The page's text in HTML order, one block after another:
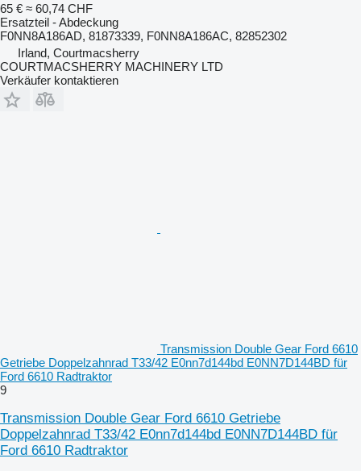
65 € ≈ 60,74 CHF
Ersatzteil - Abdeckung
F0NN8A186AD, 81873339, F0NN8A186AC, 82852302
Irland, Courtmacsherry
COURTMACSHERRY MACHINERY LTD
Verkäufer kontaktieren
Transmission Double Gear Ford 6610
Getriebe Doppelzahnrad T33/42 E0nn7d144bd E0NN7D144BD für
Ford 6610 Radtraktor
9
Transmission Double Gear Ford 6610 Getriebe
Doppelzahnrad T33/42 E0nn7d144bd E0NN7D144BD für
Ford 6610 Radtraktor